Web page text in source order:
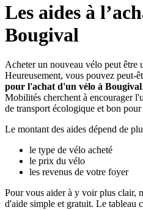
Les aides à
Bougival
Acheter un nouveau vélo peut être
Heureusement, vous pouvez peut-
pour l'achat d'un vélo à Bougival
Mobilités cherchent à encourager
de transport écologique et bon pour
Le montant des aides dépend de
le type de vélo acheté
le prix du vélo
les revenus de votre foyer
Pour vous aider à y voir plus clair,
d'aide simple et gratuit. Le tableau